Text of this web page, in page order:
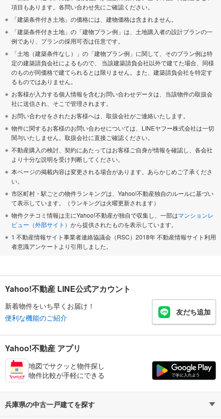
項目もあります。各問い合わせ先にご確認ください。
「建築条件付き土地」の価格には、建物価格は含まれません。
「建築条件付き土地」の「建物プラン例」は、土地購入者の設計プランの一
例であり、プランの採用可否は任意です。
「土地（建築条件なし）」の「建物プラン例」に関して、そのプラン例は特
定の建築請負会社によるもので、 当該建築請負会社以外で建てた場合、同様
のものが同価格で建てられるとは限りません。また、建築請負会社を特定す
るものではありません。
お客様が入力する個人情報を含むお問い合わせデータは、当該物件の取扱会
社に送信され、そこで管理されます。
お問い合わせをされたお客様へは、取扱会社がご連絡いたします。
物件に関するお客様のお問い合わせについては、LINEヤフー株式会社は一切
関与いたしません。取扱会社に直接ご確認ください。
不動産購入の検討、契約にあたってはお客様ご自身が情報を確認し、各会社
より十分な説明を受け判断してください。
本ページの掲載内容は変更される場合があります。あらかじめご了承くださ
い。
市区町村・駅ごとの物件ランキングは、Yahoo!不動産独自のルールに基づい
て表示しています。（ランキングは火曜更新されます）
物件クチコミ情報は主にYahoo!不動産が独自で収集し、一部はマンションレ
ビュー（外部サイト） から提供されたものを表示しています。
1 不動産情報サイト事業者連絡協議会（RSC）2018年 不動産情報サイト利用
者意識アンケートより引用しました。
Yahoo!不動産 LINE公式アカウント
新着物件をいち早くお届け！
便利な機能のご紹介
友だち追加
Yahoo!不動産 アプリ
地図でサクッと物件探し
物件比較が手軽にできる
兵庫県の中古一戸建てを探す